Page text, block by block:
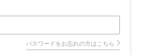
パスワードをお忘れの方はこちら